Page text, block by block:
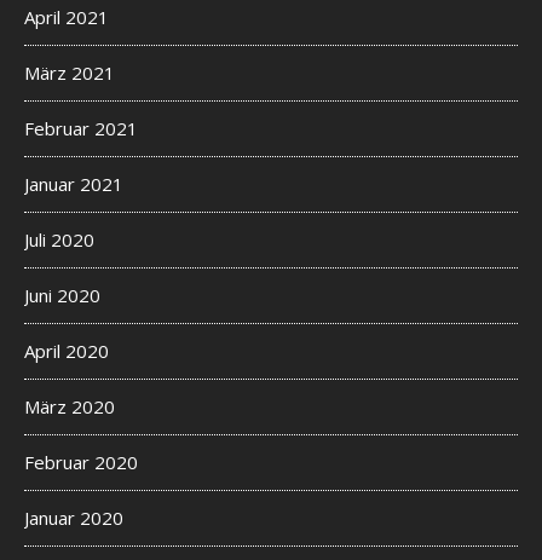
April 2021
März 2021
Februar 2021
Januar 2021
Juli 2020
Juni 2020
April 2020
März 2020
Februar 2020
Januar 2020